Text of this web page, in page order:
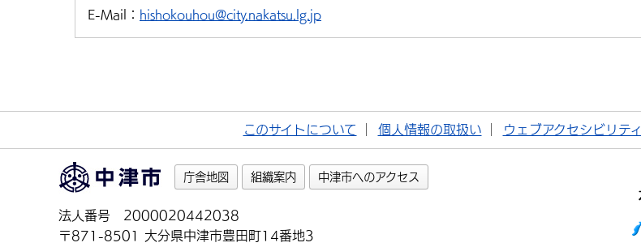
E-Mail： hishokouhou@city.nakatsu.lg.jp
このサイトについて 個人情報の取扱い ウェブアクセシビリティ
庁舎地図 組織案内 中津市へのアクセス
法人番号 2000020442038
〒871-8501 大分県中津市豊田町14番地3